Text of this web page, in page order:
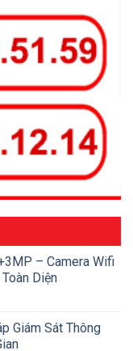
– Camera Wifi
Diện
Giám Sát Thông